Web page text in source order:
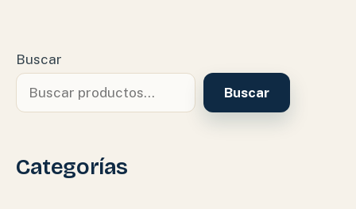
Buscar
Buscar
Categorías